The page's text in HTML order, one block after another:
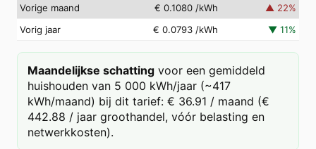
Vorige maand
€ 0.1080 /kWh ▲ 22%
Vorig jaar
€ 0.0793 /kWh ▼ 11%
Maandelijkse schatting voor een gemiddeld
huishouden van 5 000 kWh/jaar (~417
kWh/maand) bij dit tarief: € 36.91 / maand (€
442.88 / jaar groothandel, vóór belasting en
netwerkkosten).